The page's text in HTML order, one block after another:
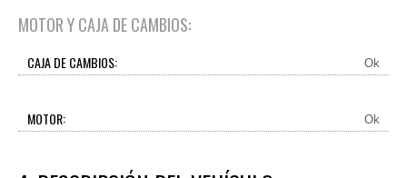
MOTOR Y CAJA DE CAMBIOS:
CAJA DE CAMBIOS: Ok
MOTOR: Ok